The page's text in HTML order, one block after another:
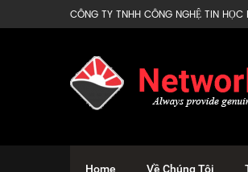
CÔNG TY TNHH CÔNG NGHỆ TIN
Home Về Chúng Tôi